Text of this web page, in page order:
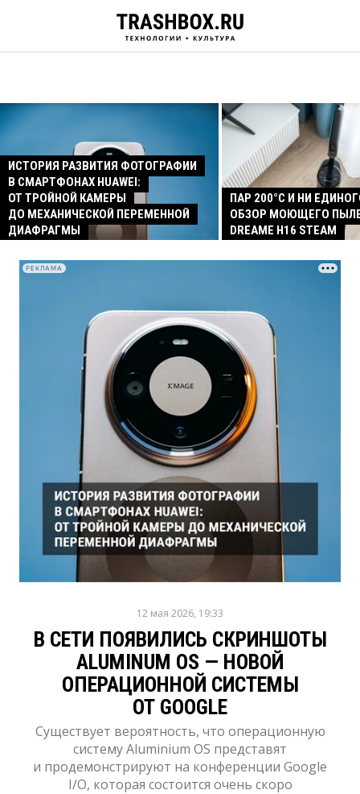
ИСТОРИЯ РАЗВИТИЯ ФОТОГРАФИИ
В СМАРТФОНАХ HUAWEI:
ОТ ТРОЙНОЙ КАМЕРЫ
ДО МЕХАНИЧЕСКОЙ ПЕРЕМЕННОЙ
ДИАФРАГМЫ
ПАР 200°C И НИ
ОБЗОР МОЮЩЕГО
DREAME H16 STEAM
РЕКЛАМА
12 мая 2026, 19:33
В СЕТИ ПОЯВИЛИСЬ СКРИНШОТЫ
ALUMINUM OS — НОВОЙ
ОПЕРАЦИОННОЙ СИСТЕМЫ
ОТ GOOGLE
Существует вероятность, что операционную
систему Aluminium OS представят
и продемонстрируют на конференции Google
I/O, которая состоится очень скоро